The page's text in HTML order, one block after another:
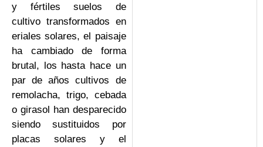
y fértiles suelos de
cultivo transformados en
eriales solares, el paisaje
ha cambiado de forma
brutal, los hasta hace un
par de años cultivos de
remolacha, trigo, cebada
o girasol han desparecido
siendo sustituidos por
placas solares y el